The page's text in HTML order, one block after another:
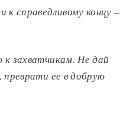
справедливому концу –
к захватчикам. Не дай
преврати ее в добрую